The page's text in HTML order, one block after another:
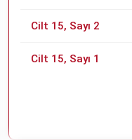
Cilt 15, Sayı 2
Cilt 15, Sayı 1